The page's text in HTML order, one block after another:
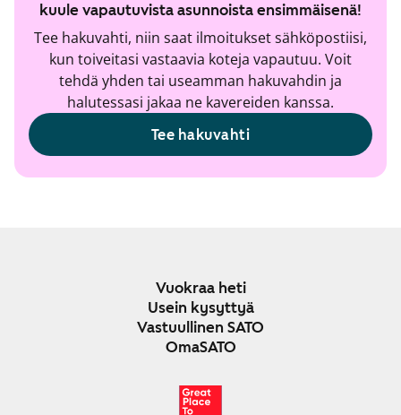
kuule vapautuvista asunnoista ensimmäisenä!
Tee hakuvahti, niin saat ilmoitukset sähköpostiisi,
kun toiveitasi vastaavia koteja vapautuu. Voit
tehdä yhden tai useamman hakuvahdin ja
halutessasi jakaa ne kavereiden kanssa.
Tee hakuvahti
Vuokraa heti
Usein kysyttyä
Vastuullinen SATO
OmaSATO